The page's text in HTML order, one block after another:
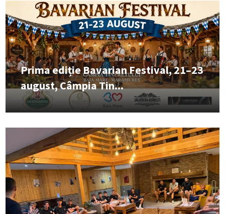
Prima ediție Bavarian Festival, 21–23
august, Câmpia Tin...